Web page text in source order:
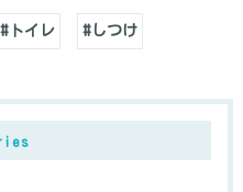
#トイレ #しつけ